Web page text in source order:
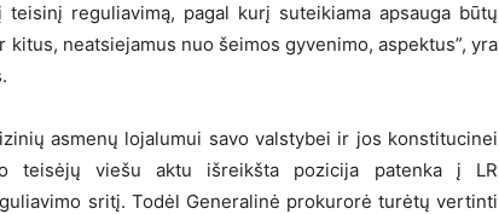
reguliavimą, pagal kurį suteikiama apsauga būtų
neatsiejamus nuo šeimos gyvenimo, aspektus”, yra
asmenų lojalumui savo valstybei ir jos konstitucinei
teisėjų viešu aktu išreikšta pozicija patenka į LR
sritį. Todėl Generalinė prokurorė turėtų vertinti